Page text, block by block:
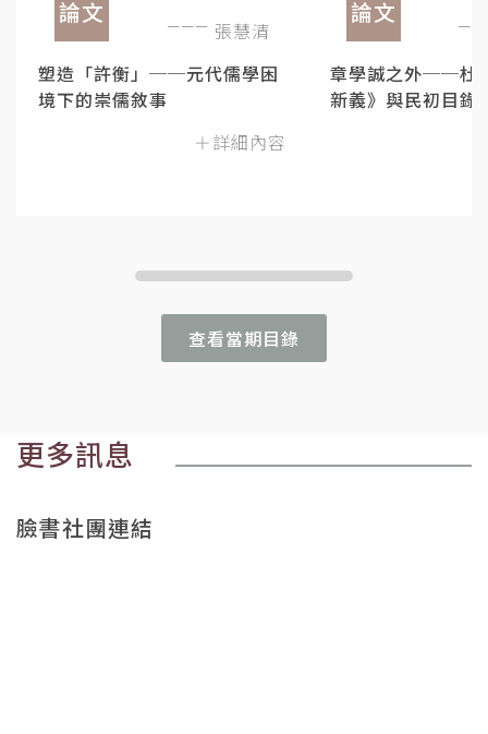
論文
張慧清
塑造「許衡」──元代儒學困
境下的崇儒敘事
＋詳細內容
論文
章學誠之外──杜
新義》與民初目錄
查看當期目錄
更多訊息
臉書社團連結